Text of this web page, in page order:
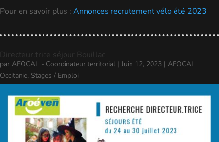
Pour en savoir plus : Annonces recrutement vélo été 2023
Directeur.trice séjour Bouillac
par AFOCAL - Coordinateur territorial | Juin 12, 2023 | AFOCAL
Occitanie, Stages / Emploi